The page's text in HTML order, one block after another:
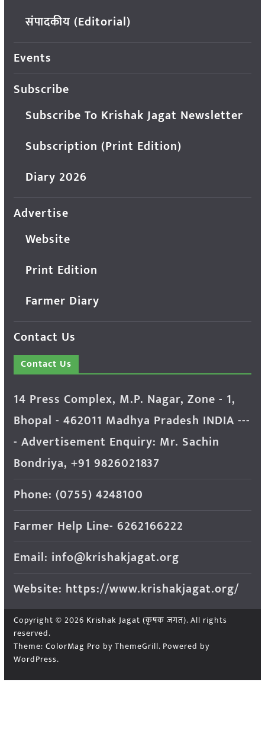
संपादकीय (Editorial)
Events
Subscribe
Subscribe To Krishak Jagat Newsletter
Subscription (Print Edition)
Diary 2026
Advertise
Website
Print Edition
Farmer Diary
Contact Us
Contact Us
14 Press Complex, M.P. Nagar, Zone - 1,
Bhopal - 462011 Madhya Pradesh INDIA ---
- Advertisement Enquiry: Mr. Sachin
Bondriya, +91 9826021837
Phone: (0755) 4248100
Farmer Help Line- 6262166222
Email: info@krishakjagat.org
Website: https://www.krishakjagat.org/
Copyright © 2026 Krishak Jagat (कृषक जगत). All rights
reserved.
Theme: ColorMag Pro by ThemeGrill. Powered by
WordPress.